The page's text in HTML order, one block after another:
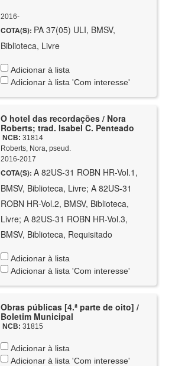
2016-
COTA(S): PA 37(05) ULI, BMSV,
Biblioteca, Livre
Adicionar à lista
Adicionar à lista 'Com interesse'
O hotel das recordações / Nora
Roberts; trad. Isabel C. Penteado
NCB: 31814
Roberts, Nora, pseud.
2016-2017
COTA(S): A 82US-31 ROBN HR-Vol.1,
BMSV, Biblioteca, Livre; A 82US-31
ROBN HR-Vol.2, BMSV, Biblioteca,
Livre; A 82US-31 ROBN HR-Vol.3,
BMSV, Biblioteca, Requisitado
Adicionar à lista
Adicionar à lista 'Com interesse'
Obras públicas [4.ª parte de oito] /
Boletim Municipal
NCB: 31815
Adicionar à lista
Adicionar à lista 'Com interesse'